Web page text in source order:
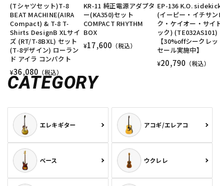
(Tシャツセット)T-8
BEAT MACHINE(AIRA
Compact) & T-8 T-
Shirts DesignB XLサイ
ズ (RT/T-8BXL) セット
(T-8デザイン) ローラン
ド アイラ コンパクト
¥36,080 （税込）
KR-11 純正電源アダプタ
ー(KA350)セット
COMPACT RHYTHM
BOX
¥17,600 （税込）
EP-136 K.O.
(イーピー・イチサン
ク・ケイオー・サイ
ック) (TE032AS101)
【30%offシークレッ
セール実施中】
¥20,790 （税込）
CATEGORY
エレキギター アコギ/エレアコ
ベース ウクレレ